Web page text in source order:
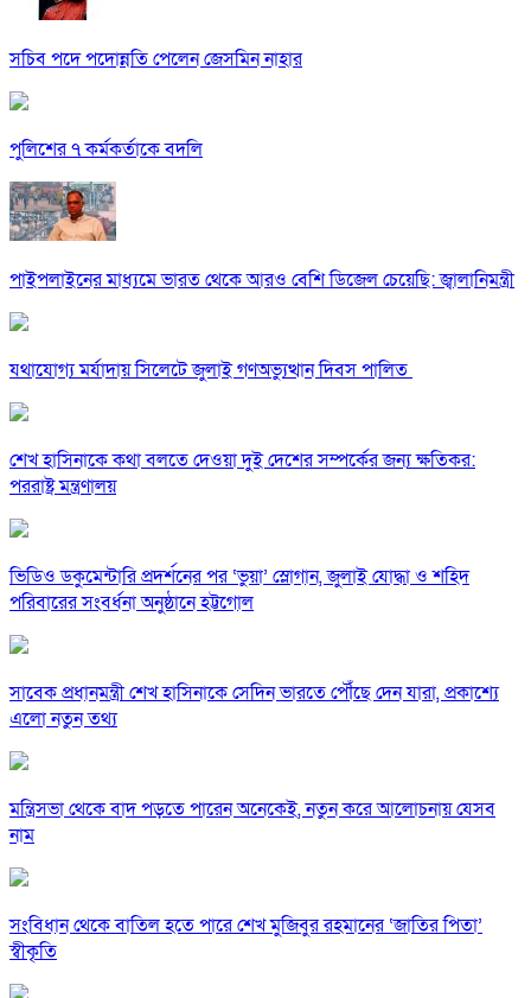
সচিব পদে পদোন্নতি পেলেন জেসমিন নাহার
পুলিশের ৭ কর্মকর্তাকে বদলি
পাইপলাইনের মাধ্যমে ভারত থেকে আরও বেশি ডিজেল চেয়েছি: জ্বালানিমন্ত্রী
যথাযোগ্য মর্যাদায় সিলেটে জুলাই গণঅভ্যুত্থান দিবস পালিত
শেখ হাসিনাকে কথা বলতে দেওয়া দুই দেশের সম্পর্কের জন্য ক্ষতিকর:
পররাষ্ট্র মন্ত্রণালয়
ভিডিও ডকুমেন্টারি প্রদর্শনের পর ‘ভুয়া’ স্লোগান, জুলাই যোদ্ধা ও শহিদ
পরিবারের সংবর্ধনা অনুষ্ঠানে হট্টগোল
সাবেক প্রধানমন্ত্রী শেখ হাসিনাকে সেদিন ভারতে পৌঁছে দেন যারা, প্রকাশ্যে
এলো নতুন তথ্য
মন্ত্রিসভা থেকে বাদ পড়তে পারেন অনেকেই, নতুন করে আলোচনায় যেসব
নাম
সংবিধান থেকে বাতিল হতে পারে শেখ মুজিবুর রহমানের ‘জাতির পিতা’
স্বীকৃতি